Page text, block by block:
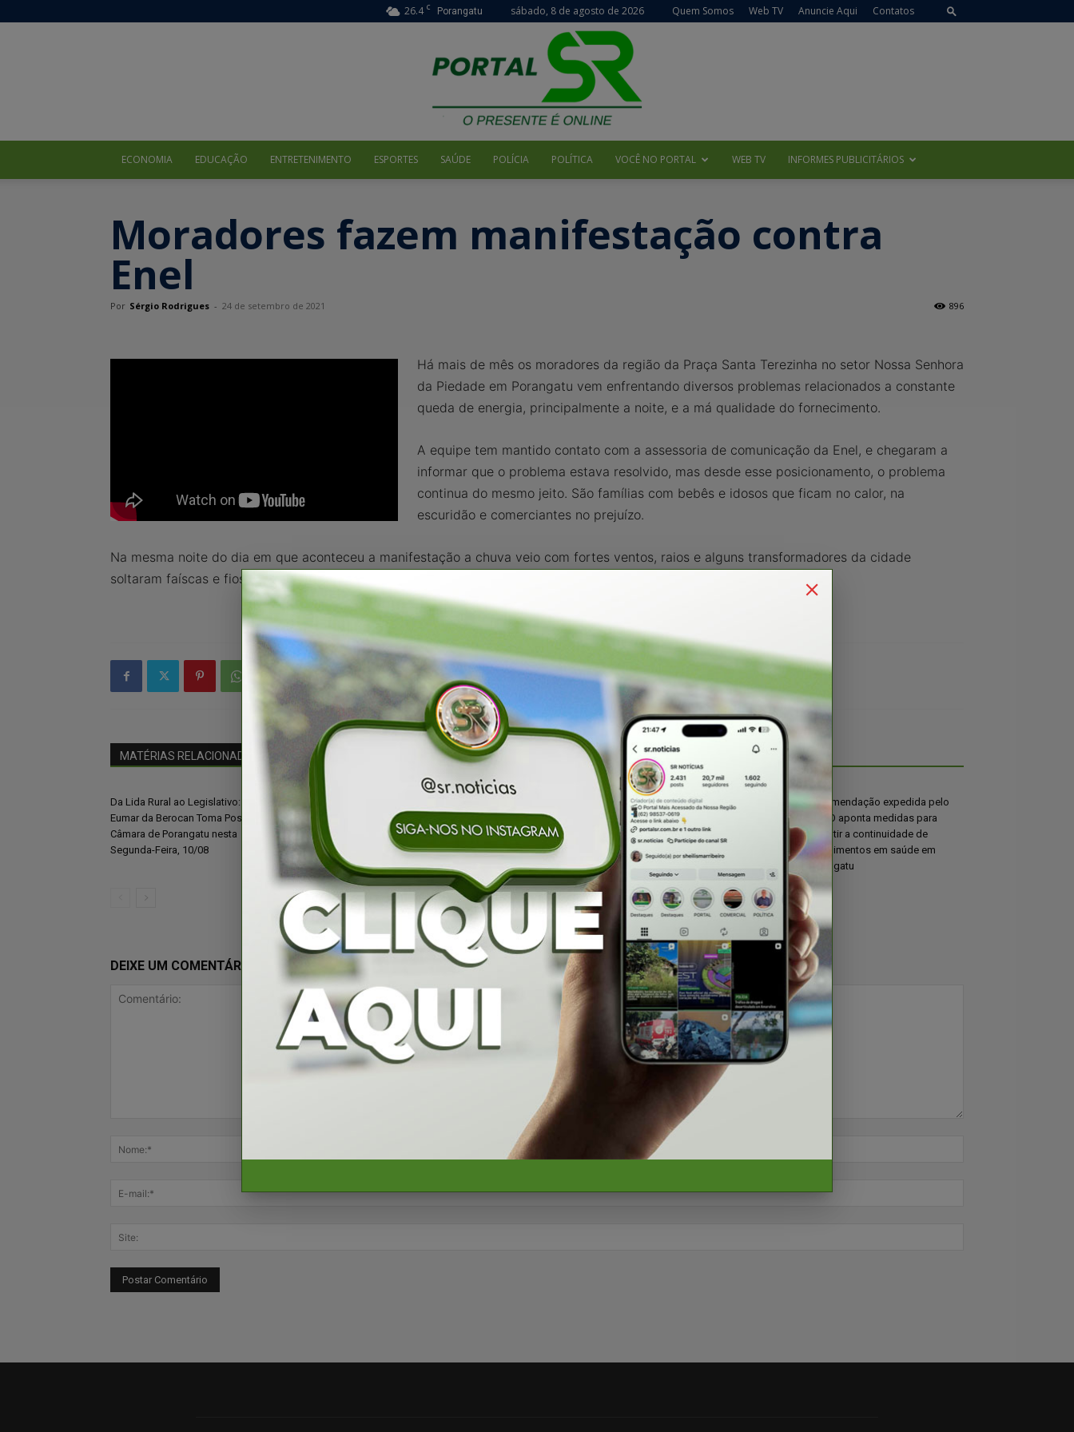
26.4 C Porangatu sábado, 8 de agosto de 2026 Quem Somos Web TV Anuncie Aqui Contatos
ECONOMIA EDUCAÇÃO ENTRETENIMENTO ESPORTES SAÚDE POLÍCIA POLÍTICA VOCÊ NO PORTAL WEB TV INFORMES PUBLICITÁRIOS
Moradores fazem manifestação contra
Enel
Por Sérgio Rodrigues - 24 de setembro de 2021 896
Há mais de mês os moradores da região da Praça Santa Terezinha no setor Nossa Senhora
da Piedade em Porangatu vem enfrentando diversos problemas relacionados a constante
queda de energia, principalmente a noite, e a má qualidade do fornecimento.
A equipe tem mantido contato com a assessoria de comunicação da Enel, e chegaram a
informar que o problema estava resolvido, mas desde esse posicionamento, o problema
continua do mesmo jeito. São famílias com bebês e idosos que ficam no calor, na
escuridão e comerciantes no prejuízo.
Na mesma noite do dia em que aconteceu a manifestação a chuva veio com fortes ventos, raios e alguns transformadores da cidade
soltaram faíscas e fios de alta tensão chegaram a cair. Em rodovias, árvores caíram.
MATÉRIAS RELACIONADAS Mais do autor
Da Lida Rural ao Legislativo:
Eumar da Berocan Toma Posse na
Câmara de Porangatu nesta
Segunda-Feira, 10/08
Cancelamento da Cavalgada em
Porangatu expõe ainda mais rixa
e mobiliza representantes de
classe
Peixoto oficializa candidatura a
deputado federal em convenção
do União Brasil
15 mil pessoas lotam convenção
que oficializa candidatura de
Daniel Vilela à reeleição
Recomendação expedida pelo
MPGO aponta medidas para
garantir a continuidade de
atendimentos em saúde em
Porangatu
DEIXE UM COMENTÁRIO